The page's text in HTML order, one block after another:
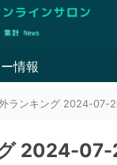
情報
ランキング 2024-07-
2024-